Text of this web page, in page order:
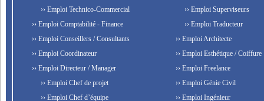
›› Emploi Technico-Commercial
›› Emploi Comptabilité - Finance
›› Emploi Conseillers / Consultants
›› Emploi Coordinateur
›› Emploi Directeur / Manager
›› Emploi Chef de projet
›› Emploi Chef d’équipe
›› Emploi Superviseurs
›› Emploi Traducteur
›› Emploi Architecte
›› Emploi Esthétique / Coiffure
›› Emploi Freelance
›› Emploi Génie Civil
›› Emploi Ingénieur